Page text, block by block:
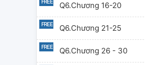
Q6.Chương 16-20
Q6.Chương 21-25
Q6.Chương 26 - 30